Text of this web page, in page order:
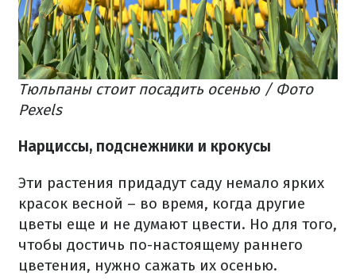
Тюльпаны стоит посадить осенью / Фото
Pexels
Нарциссы, подснежники и крокусы
Эти растения придадут саду немало ярких
красок весной – во время, когда другие
цветы еще и не думают цвести. Но для того,
чтобы достичь по-настоящему раннего
цветения, нужно сажать их осенью.